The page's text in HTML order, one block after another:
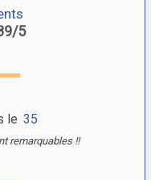
5
le 35
remarquables !!